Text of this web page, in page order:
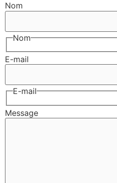
Nom
Nom
E-mail
E-mail
Message